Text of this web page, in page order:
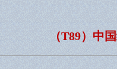
（T89）中